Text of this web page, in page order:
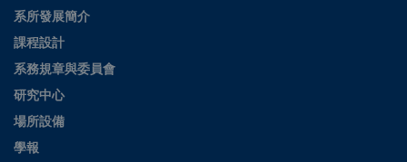
系所發展簡介
課程設計
系務規章與委員會
研究中心
場所設備
學報